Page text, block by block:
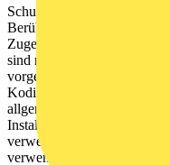
Schutzart IP20 bietet der
Berührung
Zugentlastungsgehäuse:
sind nicht für den Einsatz in
vorgesehen!)). Der
Kodierung A in Schwarz
allgemeine
Installationssteckverbinder
verwendbar. Er kann
verwendet werden.